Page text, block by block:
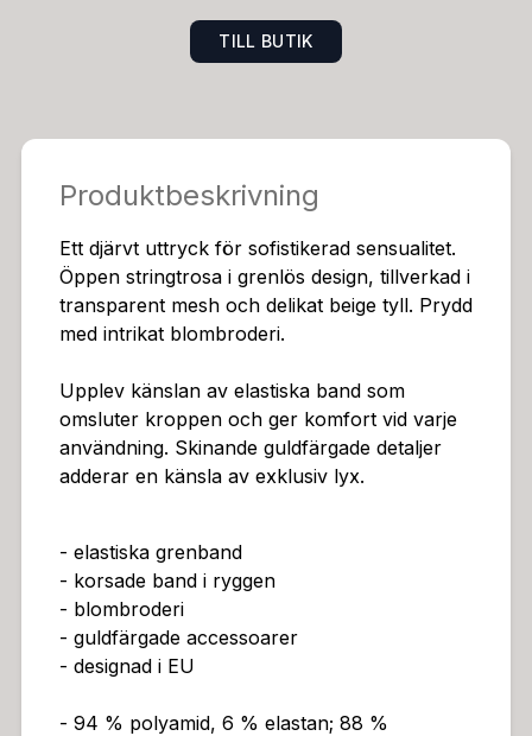
TILL BUTIK
Produktbeskrivning
Ett djärvt uttryck för sofistikerad sensualitet.
Öppen stringtrosa i grenlös design, tillverkad i
transparent mesh och delikat beige tyll. Prydd
med intrikat blombroderi.
Upplev känslan av elastiska band som
omsluter kroppen och ger komfort vid varje
användning. Skinande guldfärgade detaljer
adderar en känsla av exklusiv lyx.
- elastiska grenband
- korsade band i ryggen
- blombroderi
- guldfärgade accessoarer
- designad i EU
- 94 % polyamid, 6 % elastan; 88 %